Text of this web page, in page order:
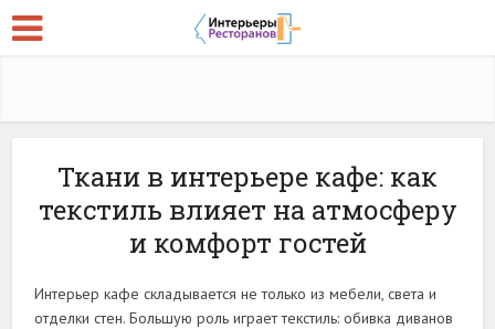
Ткани в интерьере кафе: как
текстиль влияет на атмосферу
и комфорт гостей
Интерьер кафе складывается не только из мебели, света и
отделки стен. Большую роль играет текстиль: обивка диванов